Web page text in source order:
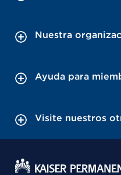
Nuestra
Ayuda para
Visite nuestros